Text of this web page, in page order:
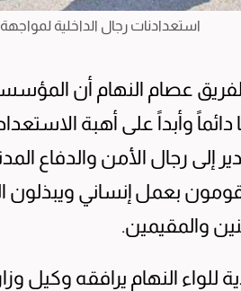
استعدادنات رجال الداخلية
الفريق عصام النهام أن
وأبداً على أهبة
إلى رجال الأمن والدفاع
بعمل إنساني ويبذلون
والمقيمين.
للواء النهام يرافقه وكيل